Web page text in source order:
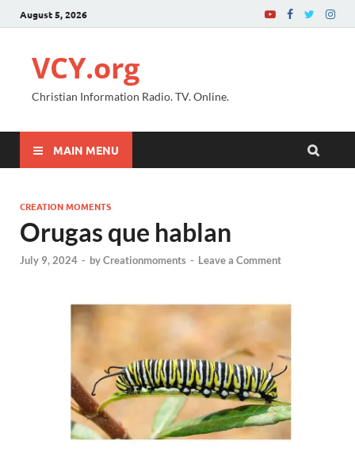
August 5, 2026
VCY.org
Christian Information Radio. TV. Online.
MAIN MENU
CREATION MOMENTS
Orugas que hablan
July 9, 2024 - byCreationmoments - Leave a Comment